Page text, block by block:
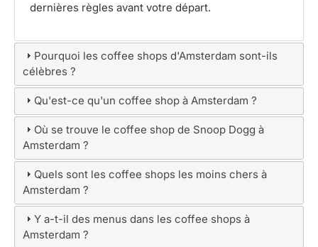
dernières règles avant votre départ.
Pourquoi les coffee shops d'Amsterdam sont-ils
célèbres ?
Qu'est-ce qu'un coffee shop à Amsterdam ?
Où se trouve le coffee shop de Snoop Dogg à
Amsterdam ?
Quels sont les coffee shops les moins chers à
Amsterdam ?
Y a-t-il des menus dans les coffee shops à
Amsterdam ?